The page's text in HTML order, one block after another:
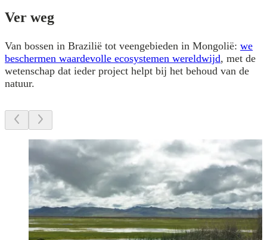
Ver weg
Van bossen in Brazilië tot veengebieden in Mongolië: we
beschermen waardevolle ecosystemen wereldwijd, met de
wetenschap dat ieder project helpt bij het behoud van de
natuur.